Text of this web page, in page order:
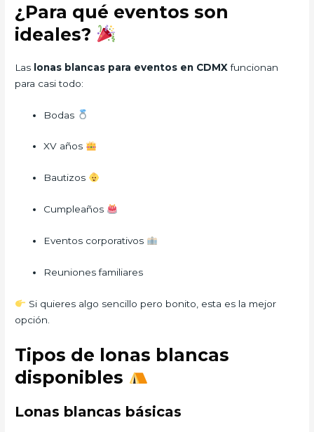
¿Para qué eventos son
ideales?
Las lonas blancas para eventos en CDMXfuncionan
para casi todo:
Bodas
XV años
Bautizos
Cumpleaños
Eventos corporativos
Reuniones familiares
Si quieres algo sencillo pero bonito, esta es la mejor
opción.
Tipos de lonas blancas
disponibles
Lonas blancas básicas